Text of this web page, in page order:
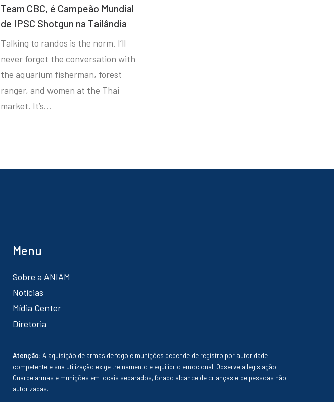
Team CBC, é Campeão Mundial
de IPSC Shotgun na Tailândia
Talking to randos is the norm. I’ll
never forget the conversation with
the aquarium fisherman, forest
ranger, and women at the Thai
market. It’s…
Menu
Sobre a ANIAM
Notícias
Mídia Center
Diretoria
Atenção: A aquisição de armas de fogo e munições depende de registro por autoridade
competente e sua utilização exige treinamento e equilíbrio emocional. Observe a legislação.
Guarde armas e munições em locais separados, forado alcance de crianças e de pessoas não
autorizadas.